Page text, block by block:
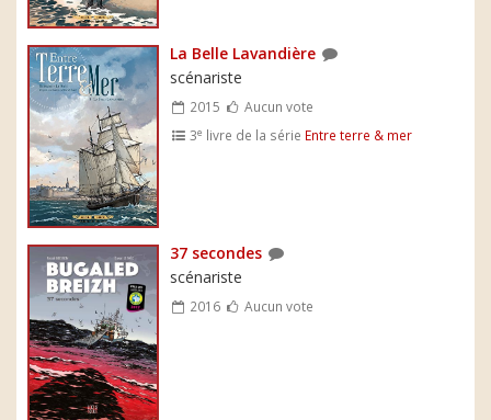
La Belle Lavandière
scénariste
2015
Aucun vote
3e livre de la série Entre terre & mer
37 secondes
scénariste
2016 Aucun vote